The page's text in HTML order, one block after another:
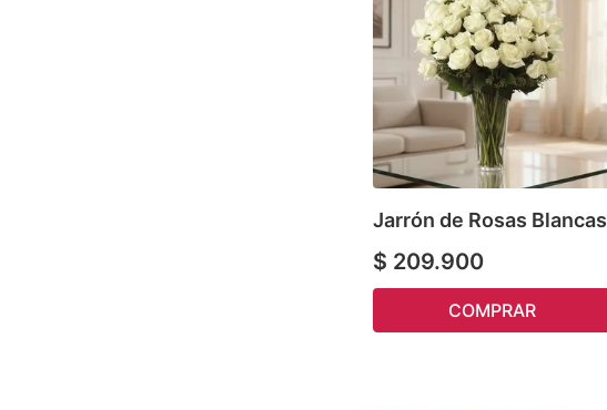
Jarrón de Rosas Blancas
$ 209.900
COMPRAR